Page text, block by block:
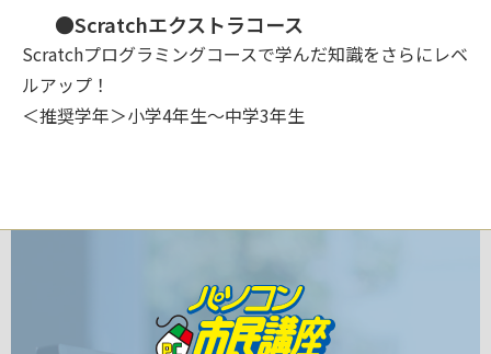
●Scratchエクストラコース
Scratchプログラミングコースで学んだ知識をさらにレベ
ルアップ！
＜推奨学年＞小学4年生～中学3年生